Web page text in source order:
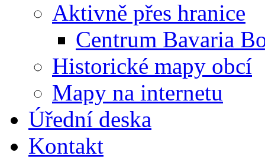
Aktivně přes hranice
Centrum Bavaria
Historické mapy obcí
Mapy na internetu
Úřední deska
Kontakt